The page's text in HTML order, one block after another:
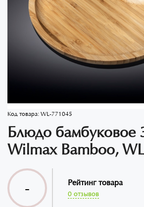
Код товара:WL-771045
Блюдо бамбуковое
Wilmax Bamboo,
- Рейтинг товара
0 отзывов